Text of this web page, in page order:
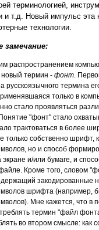
терминологией,
и т.д. Новый импульс эта
технологии.
замечание:
распространением
термин - фонт.
русскоязычного термина
только в
стало проявляться
"фонт" стало
трактоваться в более
только собственно шрифт,
но и способ
и/или бумаге, и
Кроме того, словом
закодированные
шрифта (например,
Мне кажется, что в
термин "файл
во втором смысле: как